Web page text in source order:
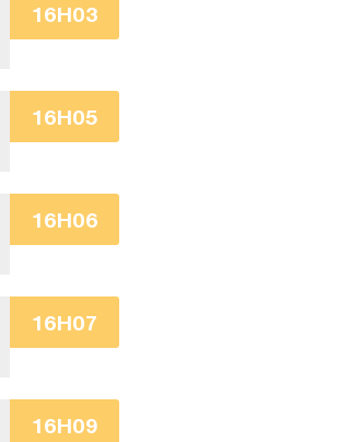
16H03
16H05
16H06
16H07
16H09